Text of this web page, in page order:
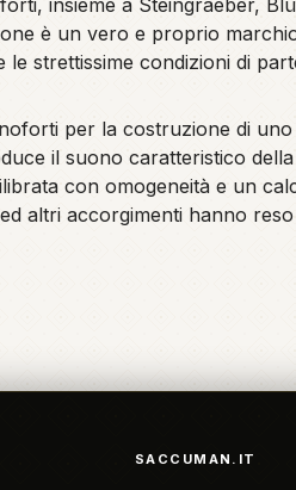
insieme a Steingraeber,
è un vero e proprio
strettissime condizioni di
per la costruzione di
il suono caratteristico
con omogeneità e un
altri accorgimenti hanno
SACCUMAN.IT